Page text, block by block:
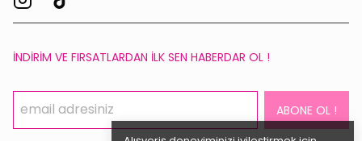
İNDİRİM VE FIRSATLARDAN İLK SEN HABERDAR OL !
ABONE OL !